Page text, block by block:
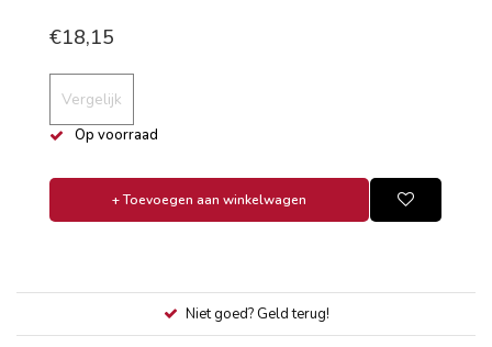
€18,15
Vergelijk
Op voorraad
+ Toevoegen aan winkelwagen
Niet goed? Geld terug!